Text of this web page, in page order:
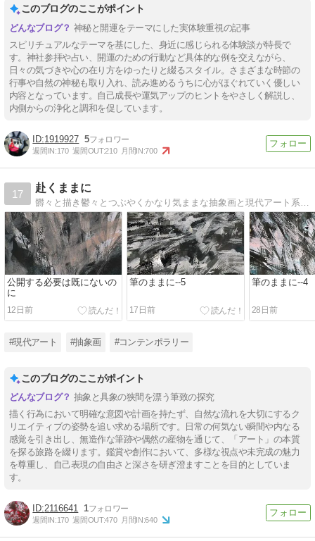
このブログのここがポイント
神秘と開運をテーマにした実体験重視の記事
スピリチュアルなテーマを基にした、身近に感じられる体験談が特長で
す。神社参拝や占い、開運のための行動など具体的な例を交えながら、
日々の気づきや心の在り方をゆったりと綴るスタイル。さまざまな時節の
行事や自然の神秘も取り入れ、読み進めるうちに心がほぐれていく優しい
内容となっています。自己成長や運気アップのヒントをやさしく解説し、
内側からの浄化と調和を促しています。
1919927 5
週間IN:170 週間OUT:210 月間IN:700
17
赴くままに
公開する必要は既にないの
に
12日前
筆のままに--5
17日前
筆のままに--4
28日前
#現代アート #抽象画 #コンテンポラリー
このブログのここがポイント
抽象と具象の狭間を漂う筆致の探究
描く行為において明確な意図や計画を持たず、自然な流れを大切にするク
リエイティブの姿勢を追い求める場所です。日常の何気ない瞬間や内なる
感覚を引き出し、無造作な筆跡や偶然の産物を通じて、「アート」の本質
を探る旅路を綴ります。鑑賞や創作において、多様な視点や未完成の魅力
を尊重し、自己表現の自由さと深さを研ぎ澄ますことを目的としていま
す。
2116641 1
週間IN:170 週間OUT:470 月間IN:640